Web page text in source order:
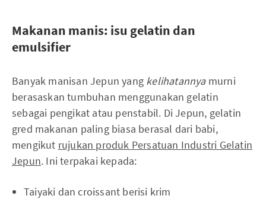
Makanan manis: isu gelatin dan
emulsifier
Banyak manisan Jepun yang kelihatannyamurni
berasaskan tumbuhan menggunakan gelatin
sebagai pengikat atau penstabil. Di Jepun, gelatin
gred makanan paling biasa berasal dari babi,
mengikut rujukan produk Persatuan Industri Gelatin
Jepun. Ini terpakai kepada:
Taiyaki dan croissant berisi krim